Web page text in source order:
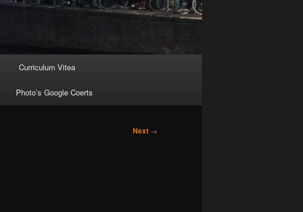
Curriculum Vitea
Photo’s Google Coerts
Next →